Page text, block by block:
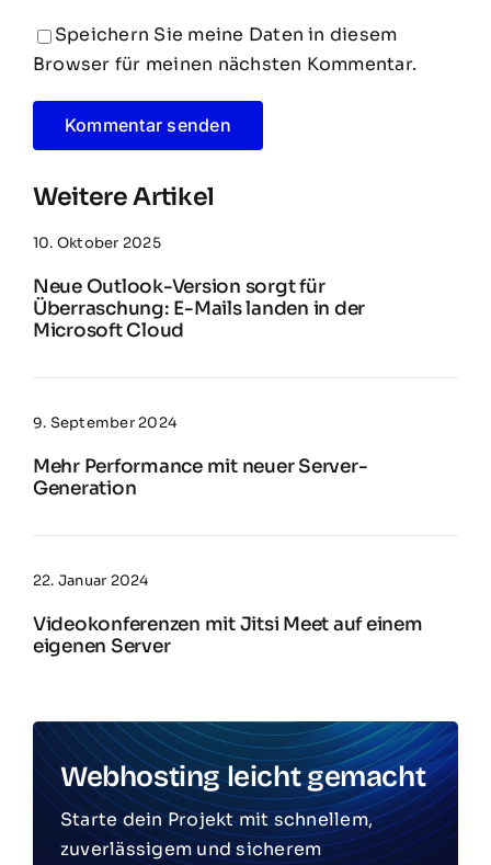
Speichern Sie meine Daten in diesem
Browser für meinen nächsten Kommentar.
Weitere Artikel
10. Oktober 2025
Neue Outlook-Version sorgt für
Überraschung: E-Mails landen in der
Microsoft Cloud
9. September 2024
Mehr Performance mit neuer Server-
Generation
22. Januar 2024
Videokonferenzen mit Jitsi Meet auf einem
eigenen Server
Webhosting leicht gemacht
Starte dein Projekt mit schnellem,
zuverlässigem und sicherem